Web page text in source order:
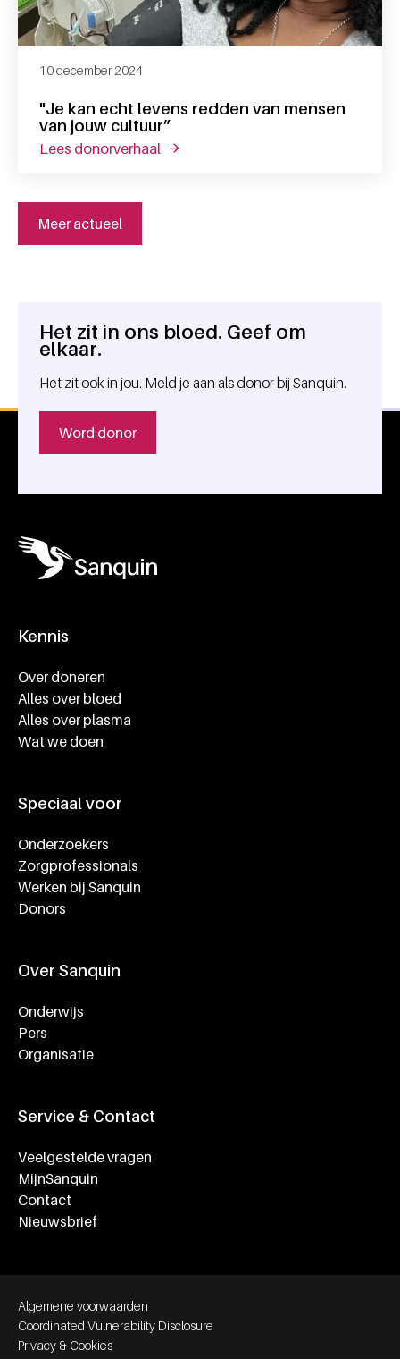
"Je kan echt levens redden van mensen
van jouw cultuur”
10 december 2024
lees donorverhaal over "je kan echt levens redden van
Meer actueel
Algemene informatie
Het zit in ons bloed. Geef om
elkaar.
Het zit ook in jou. Meld je aan als donor bij Sanquin.
Word donor
Kennis
Over doneren
Alles over bloed
Alles over plasma
Wat we doen
Speciaal voor
Onderzoekers
Zorgprofessionals
Werken bij Sanquin
Donors
Over Sanquin
Onderwijs
Pers
Organisatie
Service & Contact
Veelgestelde vragen
MijnSanquin
Contact
Nieuwsbrief
Footer bottom navigation
Algemene voorwaarden
Coordinated Vulnerability Disclosure
Privacy & Cookies